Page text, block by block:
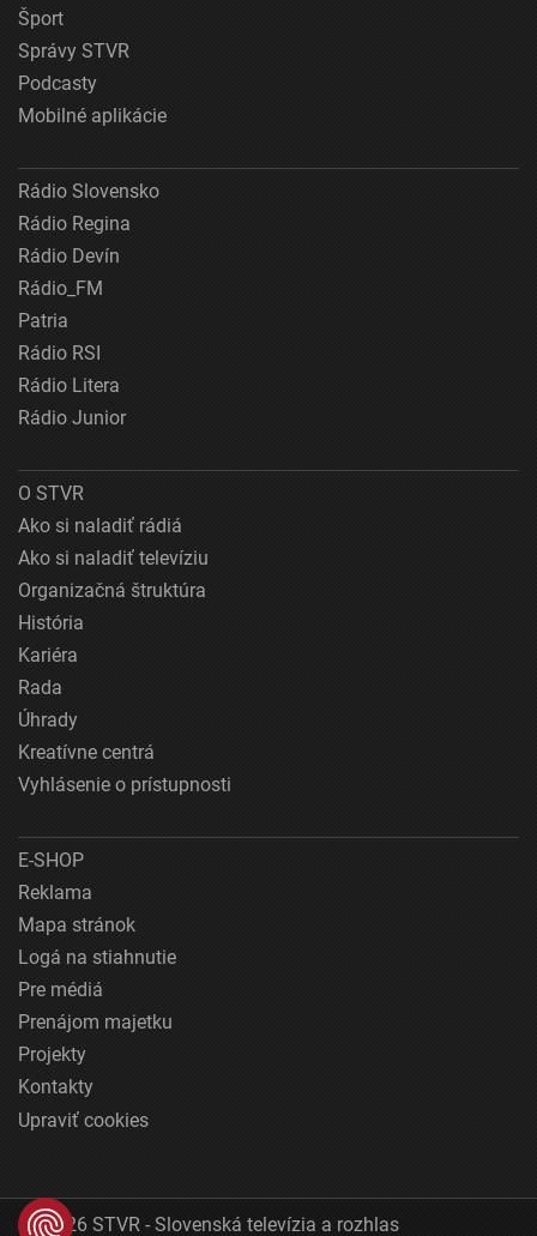
Šport
Správy STVR
Podcasty
Mobilné aplikácie
Rádio Slovensko
Rádio Regina
Rádio Devín
Rádio_FM
Patria
Rádio RSI
Rádio Litera
Rádio Junior
O STVR
Ako si naladiť rádiá
Ako si naladiť televíziu
Organizačná štruktúra
História
Kariéra
Rada
Úhrady
Kreatívne centrá
Vyhlásenie o prístupnosti
E-SHOP
Reklama
Mapa stránok
Logá na stiahnutie
Pre médiá
Prenájom majetku
Projekty
Kontakty
Upraviť cookies
© 2026 STVR - Slovenská televízia a rozhlas